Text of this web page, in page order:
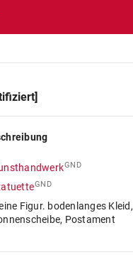
GND
GND
Figur. bodenlanges Kleid,
Postament